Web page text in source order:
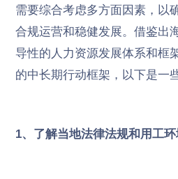
需要综合考虑多方面因素，以
合规运营和稳健发展。借鉴出
导性的人力资源发展体系和框
的中长期行动框架，以下是一
1、了解当地法律法规和用工环